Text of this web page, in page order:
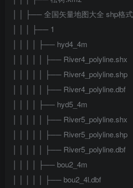
│ │ ├── 全国矢量地图大全 shp格式
│ │ │ ├── 1
│ │ │ │ ├── hyd4_4m
│ │ │ │ │ ├── River4_polyline.shx
│ │ │ │ │ ├── River4_polyline.shp
│ │ │ │ │ ├── River4_polyline.dbf
│ │ │ │ ├── hyd5_4m
│ │ │ │ │ ├── River5_polyline.shx
│ │ │ │ │ ├── River5_polyline.shp
│ │ │ │ │ ├── River5_polyline.dbf
│ │ │ │ ├── bou2_4m
│ │ │ │ │ ├── bou2_4l.dbf